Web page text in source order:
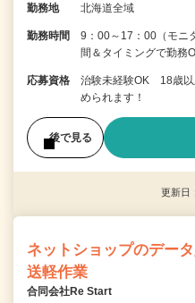
勤務地 北海道全域
勤務時間
9：00～17：00（モニ
間＆タイミングで勤務
応募資格
治験未経験OK 18歳以
められます！
後で見る
更新日
ネットショップのデー
送軽作業
合同会社Re Start